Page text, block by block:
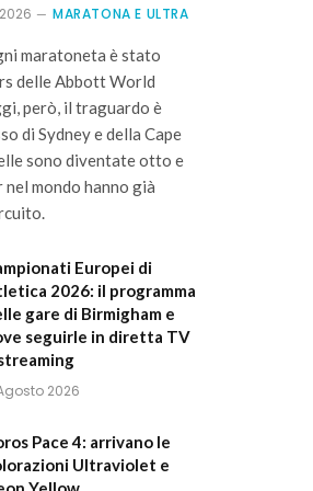
MARATONA E ULTRA
maratoneta è stato
delle Abbott World
però, il traguardo è
di Sydney e della Cape
sono diventate otto e
mondo hanno già
Europei di
2026: il programma
gare di Birmigham e
seguirle in diretta TV
2026
Pace 4: arrivano le
Ultraviolet e